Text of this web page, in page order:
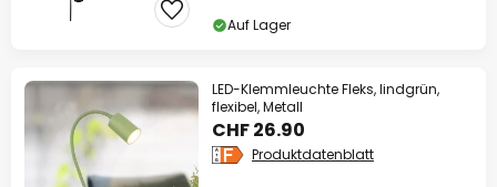
Auf Lager
LED-Klemmleuchte Fleks, lindgrün,
flexibel, Metall
CHF 26.90
Produktdatenblatt